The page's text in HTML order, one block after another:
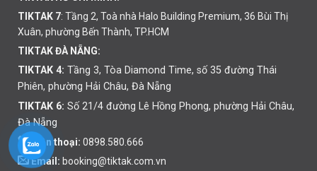
TIKTAK 7: Tầng 2, Toà nhà Halo Building Premium, 36 Bùi Thị
Xuân, phường Bến Thành, TP.HCM
TIKTAK ĐÀ NẴNG:
TIKTAK 4: Tầng 3, Tòa Diamond Time, số 35 đường Thái
Phiên, phường Hải Châu, Đà Nẵng
TIKTAK 6: Số 21/4 đường Lê Hồng Phong, phường Hải Châu,
Đà Nẵng
Điện thoại: 0898.580.666
Email: booking@tiktak.com.vn